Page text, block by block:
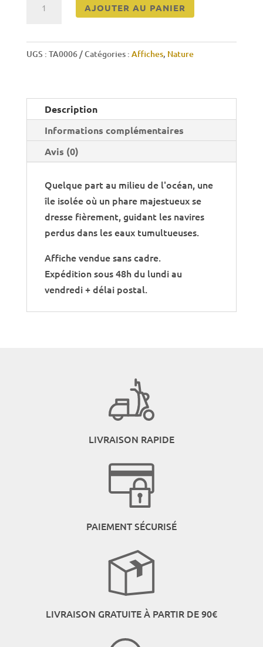
phare
AJOUTER AU PANIER
UGS : TA0006 Catégories : Affiches, Nature
Description
Informations complémentaires
Avis (0)
Quelque part au milieu de l'océan, une
île isolée où un phare majestueux se
dresse fièrement, guidant les navires
perdus dans les eaux tumultueuses.
Affiche vendue sans cadre.
Expédition sous 48h du lundi au
vendredi + délai postal.
LIVRAISON RAPIDE
PAIEMENT SÉCURISÉ
LIVRAISON GRATUITE À PARTIR DE 90€